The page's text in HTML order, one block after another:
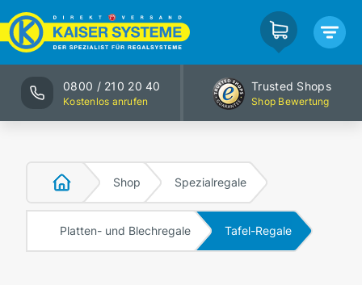
0800 / 210 20 40
Kostenlos anrufen
Trusted Shops
Shop Bewertung
Shop Spezialregale
Platten- und Blechregale Tafel-Regale